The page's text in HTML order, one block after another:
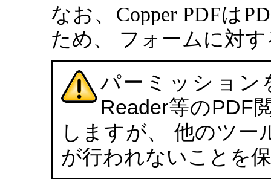
なお、Copper PDFは
ため、 フォームに対
パーミッション
Reader等のPDF
しますが、 他のツー
が行われないことを